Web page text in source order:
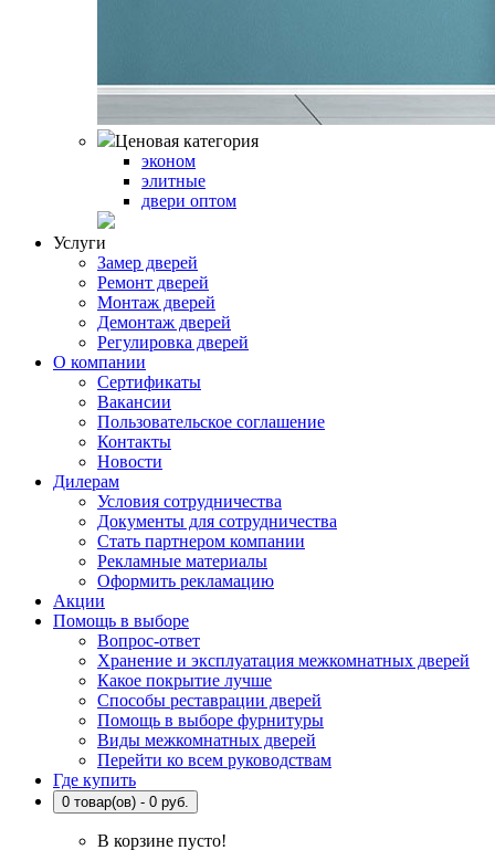
Ценовая категория
эконом
элитные
двери оптом
Услуги
Замер дверей
Ремонт дверей
Монтаж дверей
Демонтаж дверей
Регулировка дверей
О компании
Сертификаты
Вакансии
Пользовательское соглашение
Контакты
Новости
Дилерам
Условия сотрудничества
Документы для сотрудничества
Стать партнером компании
Рекламные материалы
Оформить рекламацию
Акции
Помощь в выборе
Вопрос-ответ
Хранение и эксплуатация межкомнатных дверей
Какое покрытие лучше
Способы реставрации дверей
Помощь в выборе фурнитуры
Виды межкомнатных дверей
Перейти ко всем руководствам
Где купить
0 товар(ов) - 0 руб.
В корзине пусто!